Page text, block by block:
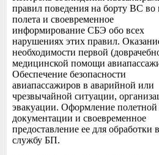
правил поведения на борту ВС во
полета и своевременное
информирование СБЭ обо всех
нарушениях этих правил.
необходимости первой
медицинской помощи
Обеспечение безопасности
авиапассажиров в аварийной или
чрезвычайной ситуации,
эвакуации. Оформление полетной
документации и своевременное
предоставление ее для обработки в
службу БП.